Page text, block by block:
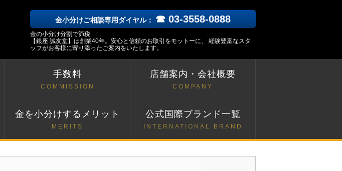
金小分けご相談専用ダイヤル： ☎ 03-3558-0888
金の小分け分割で節税
【銀座 誠友堂】は創業40年。安心と信頼のお取引をモットーに、 経験豊富なスタ
ッフがお客様に寄り添ったご案内をいたします。
手数料
COMMISSION
店舗案内・会社概要
COMPANY
金を小分けするメリット
MERITS
公式国際ブランド一覧
INTERNATIONAL BRAND